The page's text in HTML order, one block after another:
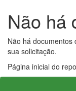
Não há
Não há documentos
sua solicitação.
Página inicial do